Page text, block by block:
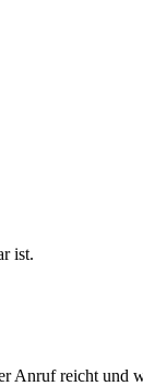
ist.
Anruf reicht und